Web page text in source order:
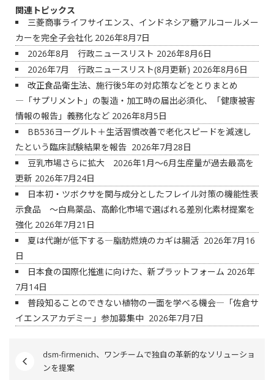
関連トピックス
三菱商事ライフサイエンス、インドネシア糖アルコールメー
カーを完全子会社化 2026年8月7日
2026年8月 行政ニュースリスト 2026年8月6日
2026年7月 行政ニュースリスト(8月更新) 2026年8月6日
改正食品衛生法、施行後5年の対応策などをとりまとめ
―「サプリメント」の製造・加工時の届出必須化、「健康被害
情報の報告」義務化など 2026年8月5日
BB536ヨーグルト＋生活習慣改善で老化スピードを減速し
たという臨床試験結果を報告 2026年7月28日
豆乳市場さらに拡大 2026年1月～6月生産量が過去最高を
更新 2026年7月24日
日本初・ツボクサを関与成分としたフレイル対策の機能性表
示食品 ～白鳥薬品、高齢化市場で選ばれる差別化素材提案を
強化 2026年7月21日
夏は代謝が低下する―脂肪燃焼のカギは腸活 2026年7月16
日
日本食の国際化推進に向けた、新プラットフォーム 2026年
7月14日
普段知ることのできない植物の一面を学べる機会―「佐倉サ
イエンスアカデミー」参加募集中 2026年7月7日
dsm-firmenich、ワンチームで独自の革新的なソリューショ
ンを提案